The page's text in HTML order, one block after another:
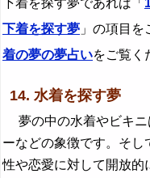
下着を探す夢であれば「
下着を探す夢 」の項目
着の夢の夢占いをご覧く
14. 水着を探す夢
夢の中の水着やビキニ
ーなどの象徴です。そ
性や恋愛に対して開放的